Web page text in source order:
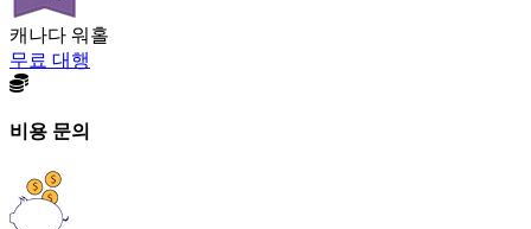
캐나다 워홀
무료 대행
비용 문의